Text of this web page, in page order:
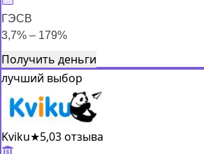
ГЭСВ
3,7% – 179%
Получить деньги
лучший выбор
Kviku★5,03 отзыва